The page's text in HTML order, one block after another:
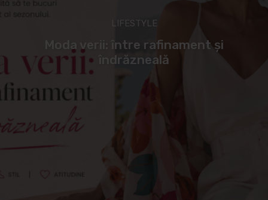
LIFESTYLE
Moda verii: între rafinament și
îndrăzneală